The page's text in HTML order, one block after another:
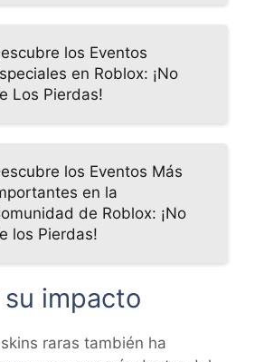
los Eventos
en Roblox: ¡No
Los Pierdas!
los Eventos Más
en la
de Roblox: ¡No
los Pierdas!
su impacto
raras también ha